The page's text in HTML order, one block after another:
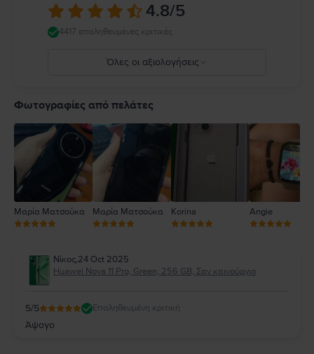
4.8/5
4417 επαληθευμένες κριτικές
Όλες οι αξιολογήσεις
4
Φωτογραφίες από πελάτες
Μαρία Ματσούκα Μαρία Ματσούκα Korina Angie
Νίκος,24 Oct 2025
Huawei Nova 11 Pro, Green, 256 GB, Σαν καινούργιο
5/5 Επαληθευμένη κριτική
Άψογο